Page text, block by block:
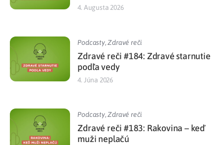
4. Augusta 2026
Podcasty,Zdravé reči
Zdravé reči #184: Zdravé starnutie
podľa vedy
4. Júna 2026
Podcasty,Zdravé reči
Zdravé reči #183: Rakovina – keď
muži neplačú